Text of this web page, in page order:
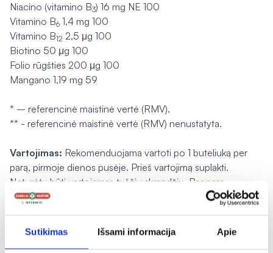
Sutikimas Išsami informacija Apie
Niacino (vitamino B3) 16 mg NE 100
Vitamino B6 1,4 mg 100
Vitamino B12 2,5 μg 100
Biotino 50 μg 100
Folio rūgšties 200 μg 100
Mangano 1,19 mg 59
* – referencinė maistinė vertė (RMV).
** - referencinė maistinė vertė (RMV) nenustatyta.
Vartojimas: Rekomenduojama vartoti po 1 buteliuką per
parą, pirmoje dienos pusėje. Prieš vartojimą suplakti.
Neturėtų būti vartojamas tuščiu skrandžiu. Per parą
suvartojamas (-)-epigalokatechin-3-galato kiekis turi būti